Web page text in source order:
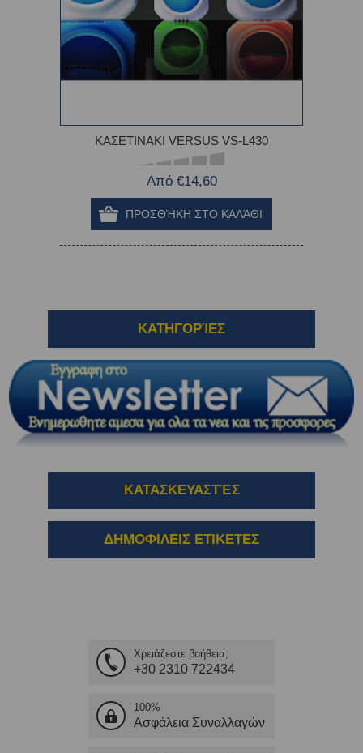
ΚΑΣΕΤΙΝΑΚΙ VERSUS VS-L430
Από €14,60
ΚΑΤΗΓΟΡΊΕΣ
ΚΑΤΑΣΚΕΥΑΣΤΈΣ
ΔΗΜΟΦΙΛΕΙΣ ΕΤΙΚΕΤΕΣ
Χρειάζεστε βοήθεια;
+30 2310 722434
100%
Ασφάλεια Συναλλαγών